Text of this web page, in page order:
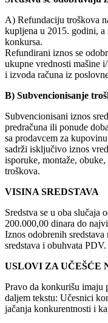
A) Refundaciju troškova
kupljena u 2015. godini,
konkursa.
Refundirani iznos se
ukupne vrednosti mašine
i izvoda računa iz
B) Subvencionisanje
Subvencionisani iznos
predračuna ili ponude
sa prodavcem za
sadrži isključivo iznos
isporuke, montaže,
troškova.
VISINA SREDSTAVA
Sredstva se u oba slučaja
200.000,00 dinara do
Iznos odobrenih
sredstava i obuhvata PDV.
USLOVI ZA UČEŠĆE
Pravo da konkurišu imaju
daljem tekstu: Učesnici
jačanja konkurentnosti i